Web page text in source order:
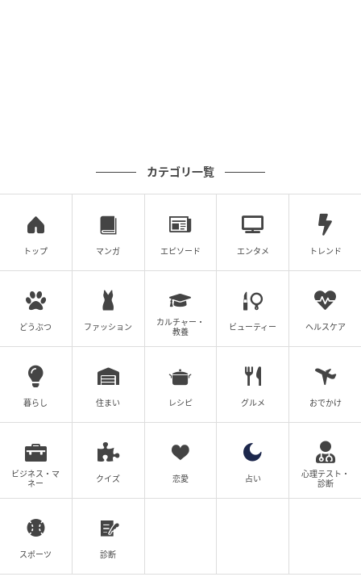
半分夫
ツムママ
全話一覧を見る
クリエイター情報
ツムママ
夫と子供と暮らしながら、主に対人トラブルなど実
体験をもとに漫画を描き、ブログで発信していま
作品をもっとみる
カテゴリ一覧
トップ マンガ エピソード エンタメ トレンド
どうぶつ ファッション
カルチャー・
教養
ビューティー ヘルスケア
暮らし 住まい レシピ グルメ おでかけ
ビジネス・マ
ネー
クイズ 恋愛 占い
心理テスト・
診断
スポーツ 診断